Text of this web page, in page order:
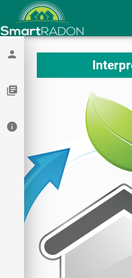
person
library_books
info